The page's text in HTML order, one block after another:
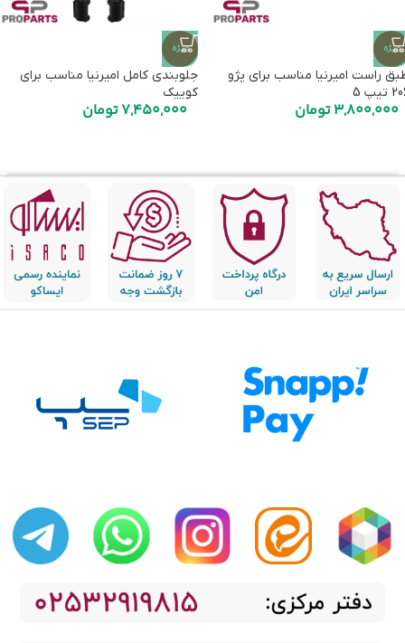
ویژه
راست امیرنیا مناسب برای پژو
تیپ 5
3,800,000تومان
ویژه
جلوبندی کامل امیرنیا مناسب برای
کوییک
7,450,000تومان